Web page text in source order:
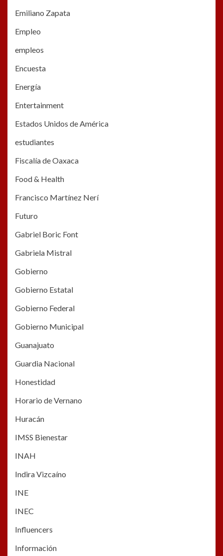
Emiliano Zapata
Empleo
empleos
Encuesta
Energía
Entertainment
Estados Unidos de América
estudiantes
Fiscalía de Oaxaca
Food & Health
Francisco Martínez Nerí
Futuro
Gabriel Boric Font
Gabriela Mistral
Gobierno
Gobierno Estatal
Gobierno Federal
Gobierno Municipal
Guanajuato
Guardia Nacional
Honestidad
Horario de Vernano
Huracán
IMSS Bienestar
INAH
Indira Vizcaíno
INE
INEC
Influencers
Información